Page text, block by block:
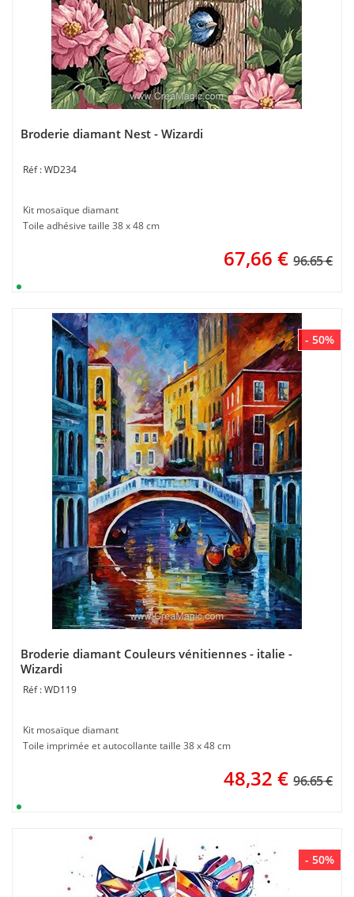
Broderie diamant Nest - Wizardi
WD234
Kit mosaïque diamant
Toile adhésive taille 38 x 48 cm
67,66 € 96.65 €
- 50%
Broderie diamant Couleurs vénitiennes - italie -
Wizardi
WD119
Kit mosaïque diamant
Toile imprimée et autocollante taille 38 x 48 cm
48,32 € 96.65 €
- 50%